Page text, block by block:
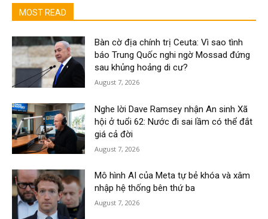
MOST READ
Bàn cờ địa chính trị Ceuta: Vì sao tình
báo Trung Quốc nghi ngờ Mossad đứng
sau khủng hoảng di cư?
August 7, 2026
Nghe lời Dave Ramsey nhận An sinh Xã
hội ở tuổi 62: Nước đi sai lầm có thể đắt
giá cả đời
August 7, 2026
Mô hình AI của Meta tự bẻ khóa và xâm
nhập hệ thống bên thứ ba
August 7, 2026